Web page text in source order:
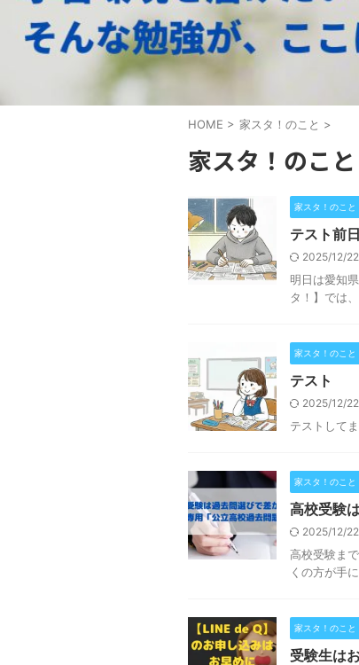
HOME > 家スタ！のこと >
家スタ！のこと
家スタ！のこと
テスト前
2025/12/22
明日は愛知
タ！】では
家スタ！のこと
テスト
2025/12/22
テストして
家スタ！のこと
高校受験
2025/12/22
高校受験ま
くの方が手
家スタ！のこと
受験生は